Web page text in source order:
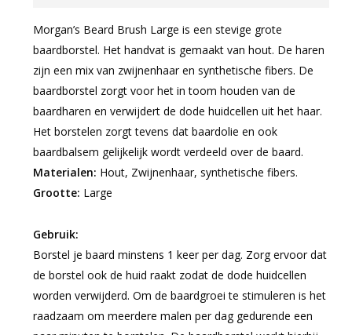
Morgan’s Beard Brush Large is een stevige grote
baardborstel. Het handvat is gemaakt van hout. De haren
zijn een mix van zwijnenhaar en synthetische fibers. De
baardborstel zorgt voor het in toom houden van de
baardharen en verwijdert de dode huidcellen uit het haar.
Het borstelen zorgt tevens dat baardolie en ook
baardbalsem gelijkelijk wordt verdeeld over de baard.
Materialen: Hout, Zwijnenhaar, synthetische fibers.
Grootte: Large
Gebruik:
Borstel je baard minstens 1 keer per dag. Zorg ervoor dat
de borstel ook de huid raakt zodat de dode huidcellen
worden verwijderd. Om de baardgroei te stimuleren is het
raadzaam om meerdere malen per dag gedurende een